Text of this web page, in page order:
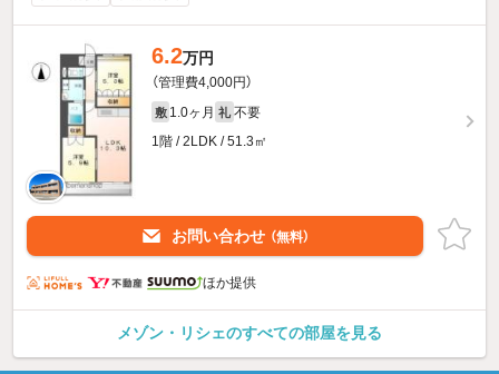
6.2万円
（管理費4,000円）
敷 1.0ヶ月 礼 不要
1階 / 2LDK / 51.3㎡
お問い合わせ （無料）
ほか提供
メゾン・リシェのすべての部屋を見る